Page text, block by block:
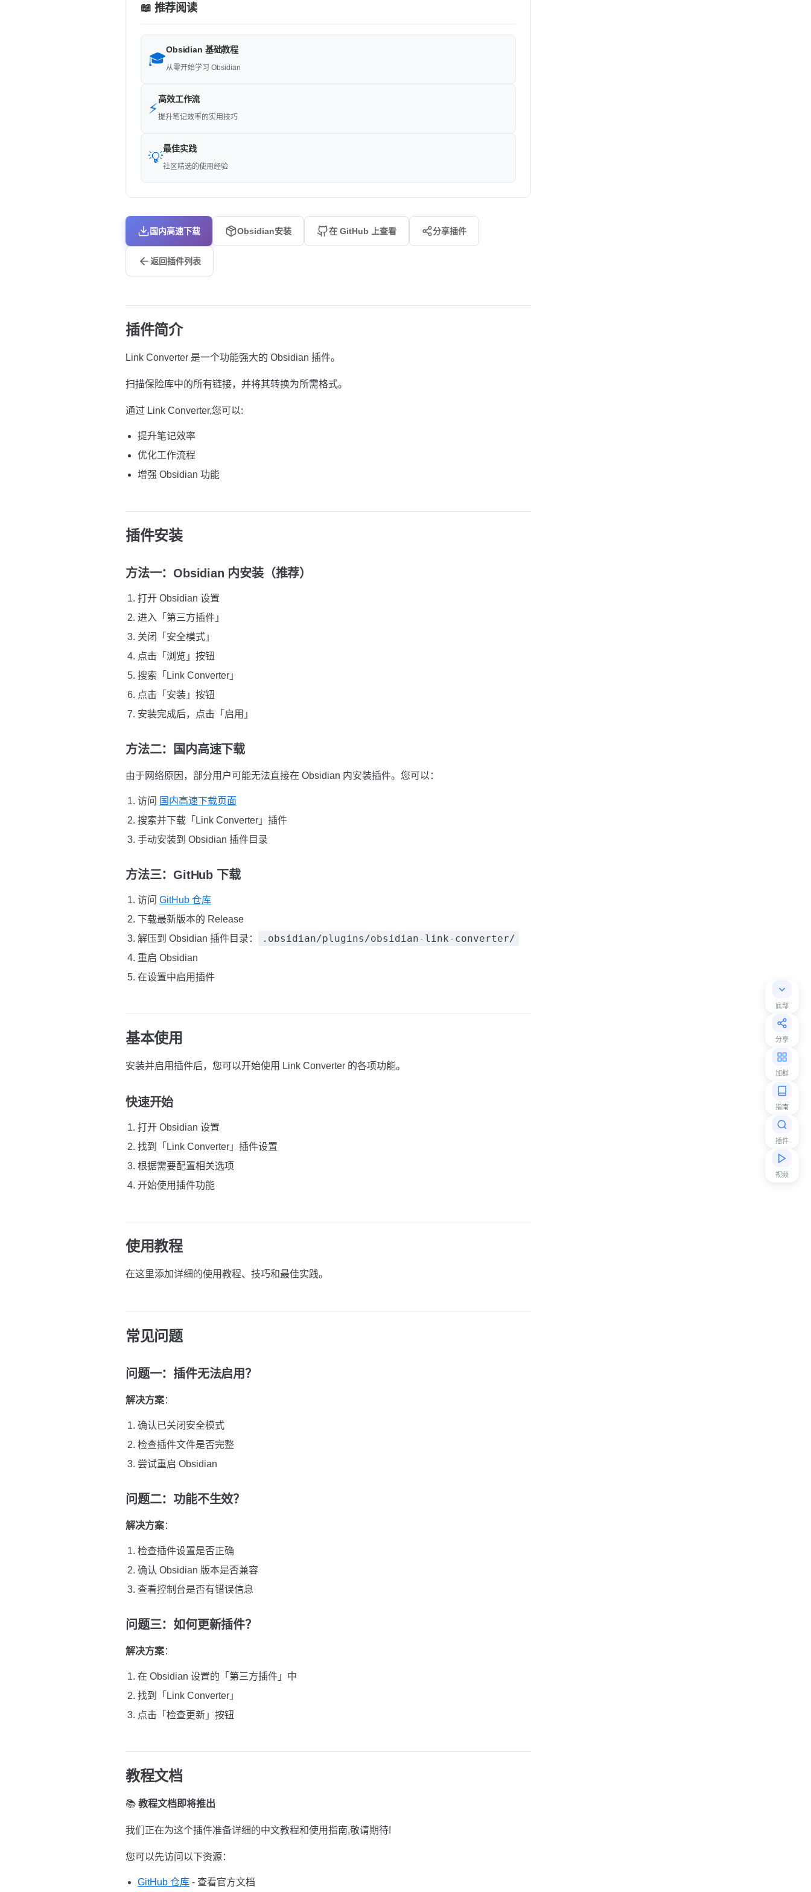
底部
分享
加群
指南
插件
视频
📖 推荐阅读
🎓
Obsidian 基础教程
从零开始学习 Obsidian
⚡
高效工作流
提升笔记效率的实用技巧
💡
最佳实践
社区精选的使用经验
国内高速下载 Obsidian安装 在 GitHub 上查看 分享插件
返回插件列表
插件简介
Link Converter 是一个功能强大的 Obsidian 插件。
扫描保险库中的所有链接，并将其转换为所需格式。
通过 Link Converter,您可以:
提升笔记效率
优化工作流程
增强 Obsidian 功能
插件安装
方法一：Obsidian 内安装（推荐）
打开 Obsidian 设置
进入「第三方插件」
关闭「安全模式」
点击「浏览」按钮
搜索「Link Converter」
点击「安装」按钮
安装完成后，点击「启用」
方法二：国内高速下载
由于网络原因，部分用户可能无法直接在 Obsidian 内安装插件。您可以：
访问 国内高速下载页面
搜索并下载「Link Converter」插件
手动安装到 Obsidian 插件目录
方法三：GitHub 下载
访问 GitHub 仓库
下载最新版本的 Release
解压到 Obsidian 插件目录：
.obsidian/plugins/obsidian-link-converter/
重启 Obsidian
在设置中启用插件
基本使用
安装并启用插件后，您可以开始使用 Link Converter 的各项功能。
快速开始
打开 Obsidian 设置
找到「Link Converter」插件设置
根据需要配置相关选项
开始使用插件功能
使用教程
在这里添加详细的使用教程、技巧和最佳实践。
常见问题
问题一：插件无法启用？
解决方案：
确认已关闭安全模式
检查插件文件是否完整
尝试重启 Obsidian
问题二：功能不生效？
解决方案：
检查插件设置是否正确
确认 Obsidian 版本是否兼容
查看控制台是否有错误信息
问题三：如何更新插件？
解决方案：
在 Obsidian 设置的「第三方插件」中
找到「Link Converter」
点击「检查更新」按钮
教程文档
📚 教程文档即将推出
我们正在为这个插件准备详细的中文教程和使用指南,敬请期待!
您可以先访问以下资源：
GitHub 仓库 - 查看官方文档